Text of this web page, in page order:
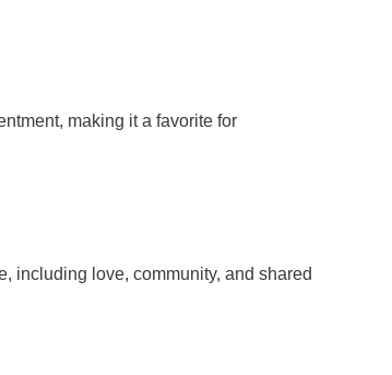
making it a favorite for
including love, community, and shared